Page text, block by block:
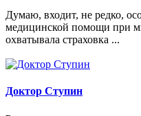
Думаю, входит, не редко,
медицинской помощи при
охватывала страховка ...
Доктор Ступин